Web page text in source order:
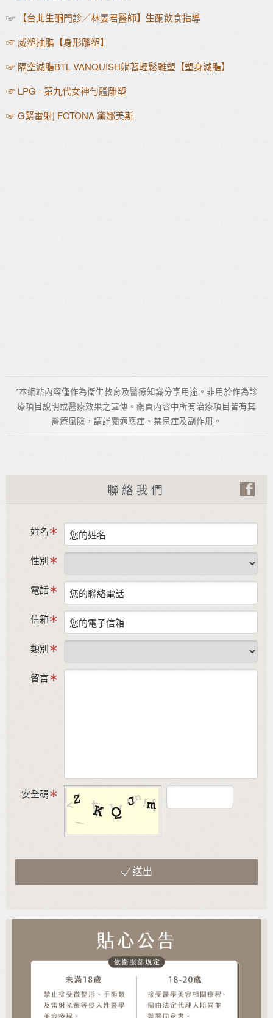
☞
【台北生酮門診／林晏君醫師】生酮飲食指導
☞ 威塑抽脂【身形雕塑】
☞ 隔空減脂BTL VANQUISH躺著輕鬆雕塑【塑身減脂】
☞ LPG - 第九代女神勻體雕塑
☞ G緊雷射| FOTONA 黛娜美斯
*本網站內容僅作為衛生教育及醫療知識分享用途。非用於作為診
療項目說明或醫療效果之宣傳。網頁內容中所有治療項目皆有其
醫療風險，請詳閱適應症、禁忌症及副作用。
聯絡我們
姓名
性別
電話
信箱
類別
留言
安全碼
送出